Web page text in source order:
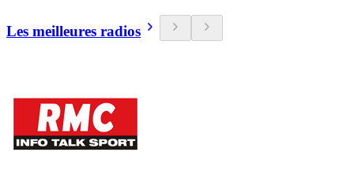
Les meilleures radios